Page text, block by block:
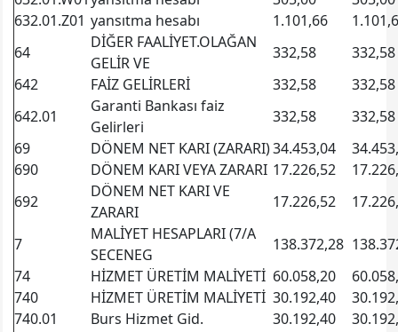
632.01.Z01 yansıtma hesabı 1.101,66
64
DİĞER FAALİYET.OLAĞAN
GELİR VE
332,58
332,58
642
FAİZ GELİRLERİ 332,58
332,58
642.01
Garanti Bankası faiz
Gelirleri
332,58
332,58
69
DÖNEM NET KARI (ZARARI)34.453,04
690
DÖNEM KARI VEYA ZARARI 17.226,52
692
DÖNEM NET KARI VE
ZARARI
17.226,52
7
MALİYET HESAPLARI (7/A
SECENEG
138.372,28
74
HİZMET ÜRETİM MALİYETİ 60.058,20
740
HİZMET ÜRETİM MALİYETİ 30.192,40
740.01
Burs Hizmet Gid. 30.192,40